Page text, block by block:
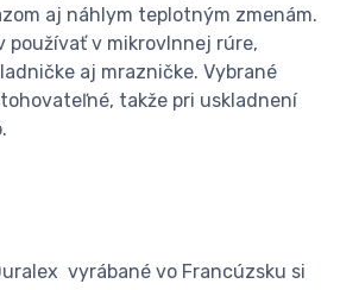
aj náhlym teplotným zmenám.
používať v mikrovlnnej rúre,
aj mrazničke. Vybrané
takže pri uskladnení
vyrábané vo Francúzsku si